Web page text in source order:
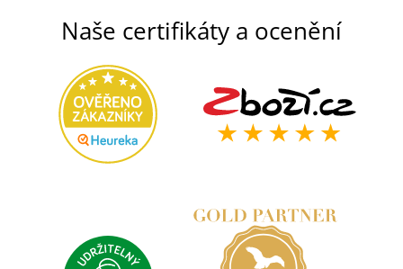
Naše certifikáty a ocenění